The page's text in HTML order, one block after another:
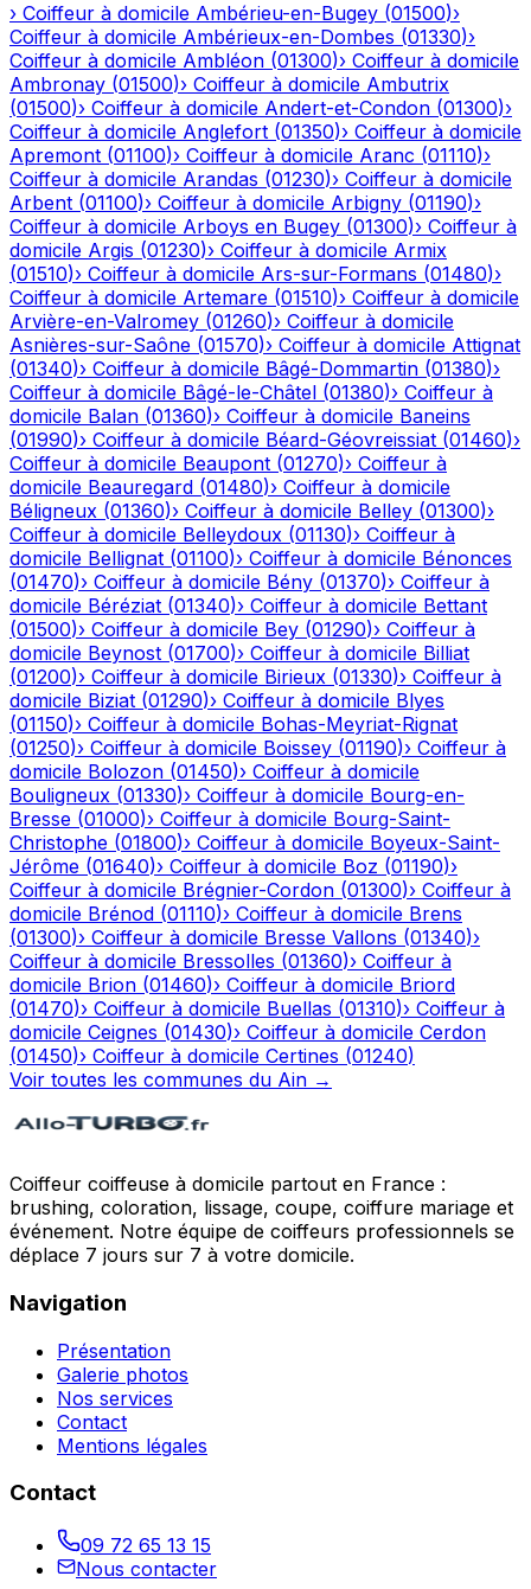
› Coiffeur à domicile Ambérieu-en-Bugey (01500)›
Coiffeur à domicile Ambérieux-en-Dombes (01330)›
Coiffeur à domicile Ambléon (01300)› Coiffeur à domicile
Ambronay (01500)› Coiffeur à domicile Ambutrix
(01500)› Coiffeur à domicile Andert-et-Condon (01300)›
Coiffeur à domicile Anglefort (01350)› Coiffeur à domicile
Apremont (01100)› Coiffeur à domicile Aranc (01110)›
Coiffeur à domicile Arandas (01230)› Coiffeur à domicile
Arbent (01100)› Coiffeur à domicile Arbigny (01190)›
Coiffeur à domicile Arboys en Bugey (01300)› Coiffeur à
domicile Argis (01230)› Coiffeur à domicile Armix
(01510)› Coiffeur à domicile Ars-sur-Formans (01480)›
Coiffeur à domicile Artemare (01510)› Coiffeur à domicile
Arvière-en-Valromey (01260)› Coiffeur à domicile
Asnières-sur-Saône (01570)› Coiffeur à domicile Attignat
(01340)› Coiffeur à domicile Bâgé-Dommartin (01380)›
Coiffeur à domicile Bâgé-le-Châtel (01380)› Coiffeur à
domicile Balan (01360)› Coiffeur à domicile Baneins
(01990)› Coiffeur à domicile Béard-Géovreissiat (01460)›
Coiffeur à domicile Beaupont (01270)› Coiffeur à
domicile Beauregard (01480)› Coiffeur à domicile
Béligneux (01360)› Coiffeur à domicile Belley (01300)›
Coiffeur à domicile Belleydoux (01130)› Coiffeur à
domicile Bellignat (01100)› Coiffeur à domicile Bénonces
(01470)› Coiffeur à domicile Bény (01370)› Coiffeur à
domicile Béréziat (01340)› Coiffeur à domicile Bettant
(01500)› Coiffeur à domicile Bey (01290)› Coiffeur à
domicile Beynost (01700)› Coiffeur à domicile Billiat
(01200)› Coiffeur à domicile Birieux (01330)› Coiffeur à
domicile Biziat (01290)› Coiffeur à domicile Blyes
(01150)› Coiffeur à domicile Bohas-Meyriat-Rignat
(01250)› Coiffeur à domicile Boissey (01190)› Coiffeur à
domicile Bolozon (01450)› Coiffeur à domicile
Bouligneux (01330)› Coiffeur à domicile Bourg-en-
Bresse (01000)› Coiffeur à domicile Bourg-Saint-
Christophe (01800)› Coiffeur à domicile Boyeux-Saint-
Jérôme (01640)› Coiffeur à domicile Boz (01190)›
Coiffeur à domicile Brégnier-Cordon (01300)› Coiffeur à
domicile Brénod (01110)› Coiffeur à domicile Brens
(01300)› Coiffeur à domicile Bresse Vallons (01340)›
Coiffeur à domicile Bressolles (01360)› Coiffeur à
domicile Brion (01460)› Coiffeur à domicile Briord
(01470)› Coiffeur à domicile Buellas (01310)› Coiffeur à
domicile Ceignes (01430)› Coiffeur à domicile Cerdon
(01450)› Coiffeur à domicile Certines (01240)
Voir toutes les communes du Ain →
Coiffeur coiffeuse à domicile partout en France :
brushing, coloration, lissage, coupe, coiffure mariage et
événement. Notre équipe de coiffeurs professionnels se
déplace 7 jours sur 7 à votre domicile.
Navigation
Présentation
Galerie photos
Nos services
Contact
Mentions légales
Contact
09 72 65 13 15
Nous contacter